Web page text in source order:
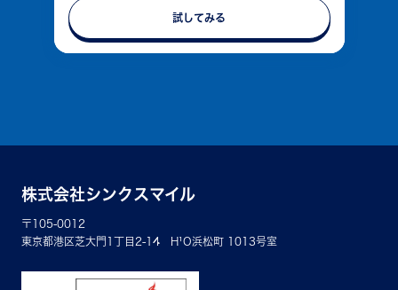
試してみる
株式会社シンクスマイル
〒105-0012
東京都港区芝大門1丁目2-14 H¹O浜松町 1013号室